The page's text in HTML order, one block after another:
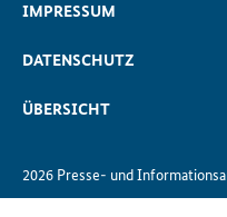
IMPRESSUM
DATENSCHUTZ
ÜBERSICHT
2026 Presse- und